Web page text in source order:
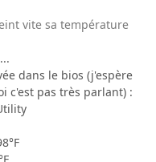
vite sa température
dans le bios (j'espère
c'est pas très parlant) :